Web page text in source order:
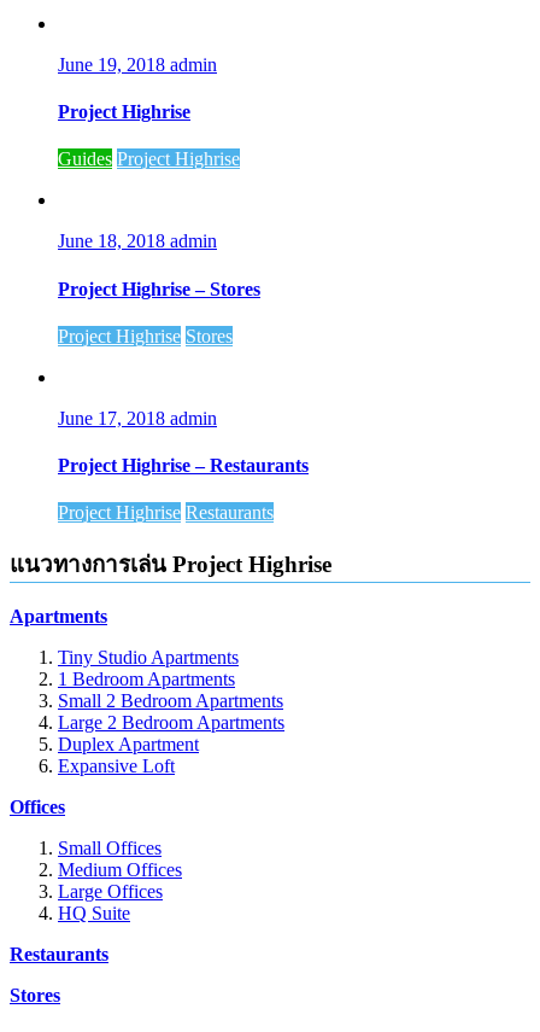
June 19, 2018 admin
Project Highrise
Guides Project Highrise
June 18, 2018 admin
Project Highrise – Stores
Project Highrise Stores
June 17, 2018 admin
Project Highrise – Restaurants
Project Highrise Restaurants
แนวทางการเล่น Project Highrise
Apartments
Tiny Studio Apartments
1 Bedroom Apartments
Small 2 Bedroom Apartments
Large 2 Bedroom Apartments
Duplex Apartment
Expansive Loft
Offices
Small Offices
Medium Offices
Large Offices
HQ Suite
Restaurants
Stores